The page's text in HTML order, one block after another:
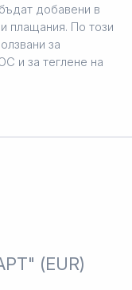
добавени в
плащания. По този
за
и за теглене на
(EUR)